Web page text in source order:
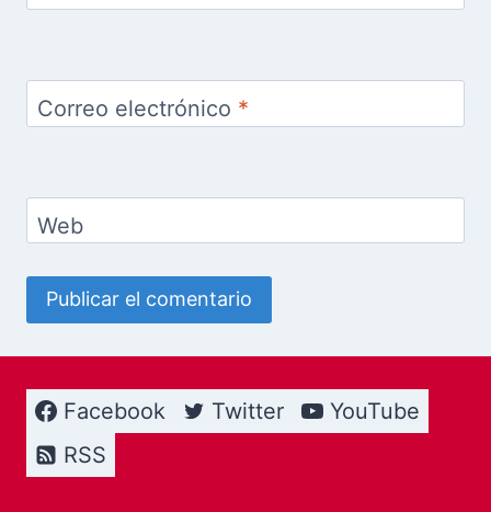
Correo electrónico *
Web
Facebook Twitter
YouTube
RSS